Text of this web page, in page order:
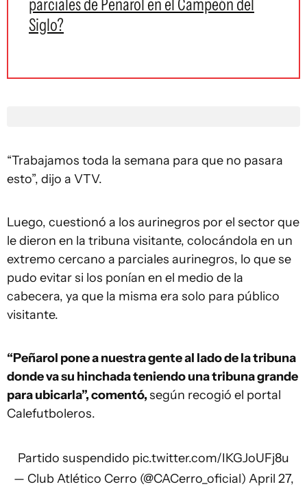
parciales de Peñarol en el Campeón del
Siglo?
“Trabajamos toda la semana para que no pasara
esto”, dijo a VTV.
Luego, cuestionó a los aurinegros por el sector que
le dieron en la tribuna visitante, colocándola en un
extremo cercano a parciales aurinegros, lo que se
pudo evitar si los ponían en el medio de la
cabecera, ya que la misma era solo para público
visitante.
“Peñarol pone a nuestra gente al lado de la tribuna
donde va su hinchada teniendo una tribuna grande
para ubicarla”, comentó,según recogió el portal
Calefutboleros.
Partido suspendido pic.twitter.com/IKGJoUFj8u
— Club Atlético Cerro (@CACerro_oficial) April 27,